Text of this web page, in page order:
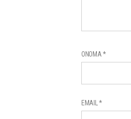
ΌΝΟΜΑ*
EMAIL*